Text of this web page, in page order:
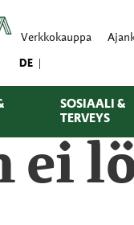
Verkkokauppa
DE
SOSIAALI &
TERVEYS
ei